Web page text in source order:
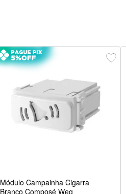
Módulo Campainha Cigarra
Branco Composé Weg